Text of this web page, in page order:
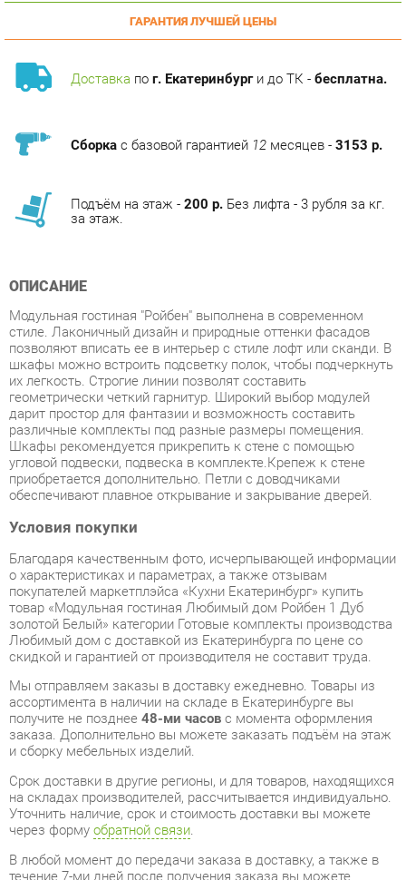
Доставкапог. Екатеринбурги до ТК -бесплатна.
стиле. Лаконичный дизайн и природные оттенки фасадов
шкафы можно встроить подсветку полок, чтобы подчеркнуть
их легкость. Строгие линии позволят составить
геометрически четкий гарнитур. Широкий выбор модулей
дарит простор для фантазии и возможность составить
различные комплекты под разные размеры помещения.
Шкафы рекомендуется прикрепить к стене с помощью
угловой подвески, подвеска в комплекте.Крепеж к стене
приобретается дополнительно. Петли с доводчиками
обеспечивают плавное открывание и закрывание дверей.
Условия покупки
Благодаря качественным фото, исчерпывающей информации
о характеристиках и параметрах, а также отзывам
покупателей маркетплэйса «Кухни Екатеринбург» купить
золотой Белый» категории Готовые комплекты производства
Любимый дом с доставкой из Екатеринбурга по цене со
скидкой и гарантией от производителя не составит труда.
Мы отправляем заказы в доставку ежедневно. Товары из
ассортимента в наличии на складе в Екатеринбурге вы
получите не позднее48-ми часовс момента оформления
и сборку мебельных изделий.
Срок доставки в другие регионы, и для товаров, находящихся
на складах производителей, рассчитывается индивидуально.
Уточнить наличие, срок и стоимость доставки вы можете
через форму обратной связи
В любой момент до передачи заказа в доставку, а также в
течение 7-ми дней после получения заказа вы можете
изменить выборили принять решение об отказе от покупки.
Несмотря на качественную упаковку, готовые комплекты
могут быть повреждены при транспортировке. Если Вы